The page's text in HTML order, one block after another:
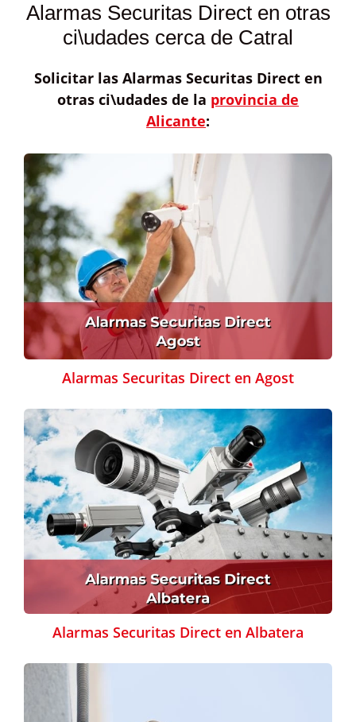
Alarmas Securitas Direct en otras
ci\udades cerca de Catral
Solicitar las Alarmas Securitas Directen
otras ci\udades de la provincia de
Alicante:
Alarmas Securitas Direct en Agost
Alarmas Securitas Direct en Albatera